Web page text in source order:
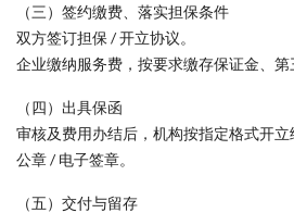
（三）签约缴费、落实担保条件
双方签订担保 / 开立协议。
企业缴纳服务费，按要求缴存保证金、第
（四）出具保函
审核及费用办结后，机构按指定格式开
公章 / 电子签章。
（五）交付与留存